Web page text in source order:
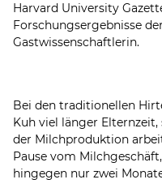
Harvard University
Forschungsergebnisse
Gastwissenschaftlerin.
Bei den traditionellen
Kuh viel länger
der Milchproduktion
Pause vom
hingegen nur zwei